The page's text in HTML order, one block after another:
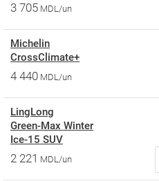
3 705 MDL/un
Michelin
CrossClimate+
4 440 MDL/un
LingLong
Green-Max Winter
Ice-15 SUV
2 221 MDL/un